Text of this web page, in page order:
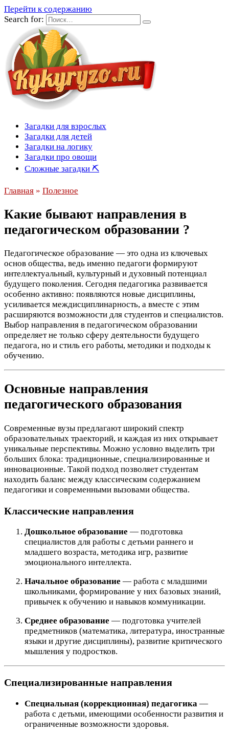
Перейти к содержанию
Search for:
Загадки для взрослых
Загадки для детей
Загадки на логику
Загадки про овощи
Сложные загадки ⛏
Главная » Полезное
Какие бывают направления в
педагогическом образовании ?
Педагогическое образование ― это одна из ключевых
основ общества, ведь именно педагоги формируют
интеллектуальный, культурный и духовный потенциал
будущего поколения. Сегодня педагогика развивается
особенно активно: появляются новые дисциплины,
усиливается междисциплинарность, а вместе с этим
расширяются возможности для студентов и специалистов.
Выбор направления в педагогическом образовании
определяет не только сферу деятельности будущего
педагога, но и стиль его работы, методики и подходы к
обучению.
Основные направления
педагогического образования
Современные вузы предлагают широкий спектр
образовательных траекторий, и каждая из них открывает
уникальные перспективы. Можно условно выделить три
больших блока: традиционные, специализированные и
инновационные. Такой подход позволяет студентам
находить баланс между классическим содержанием
педагогики и современными вызовами общества.
Классические направления
Дошкольное образование ― подготовка
специалистов для работы с детьми раннего и
младшего возраста, методика игр, развитие
эмоционального интеллекта.
Начальное образование ― работа с младшими
школьниками, формирование у них базовых знаний,
привычек к обучению и навыков коммуникации.
Среднее образование ― подготовка учителей
предметников (математика, литература, иностранные
языки и другие дисциплины), развитие критического
мышления у подростков.
Специализированные направления
Специальная (коррекционная) педагогика ―
работа с детьми, имеющими особенности развития и
ограниченные возможности здоровья.